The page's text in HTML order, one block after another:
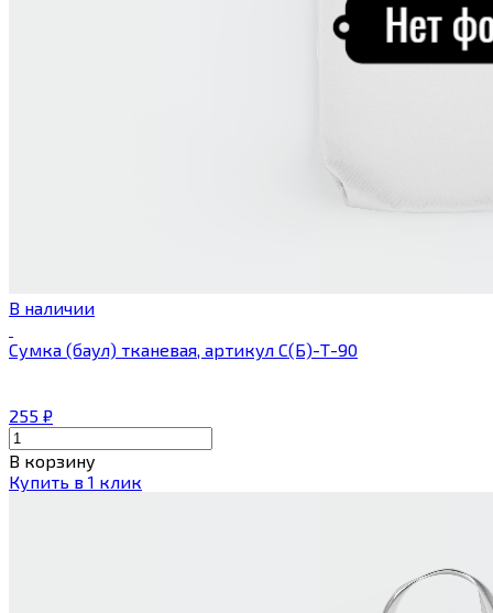
В наличии
Сумка (баул) тканевая, артикул С(Б)-Т-90
255 ₽
В корзину
Купить в 1 клик